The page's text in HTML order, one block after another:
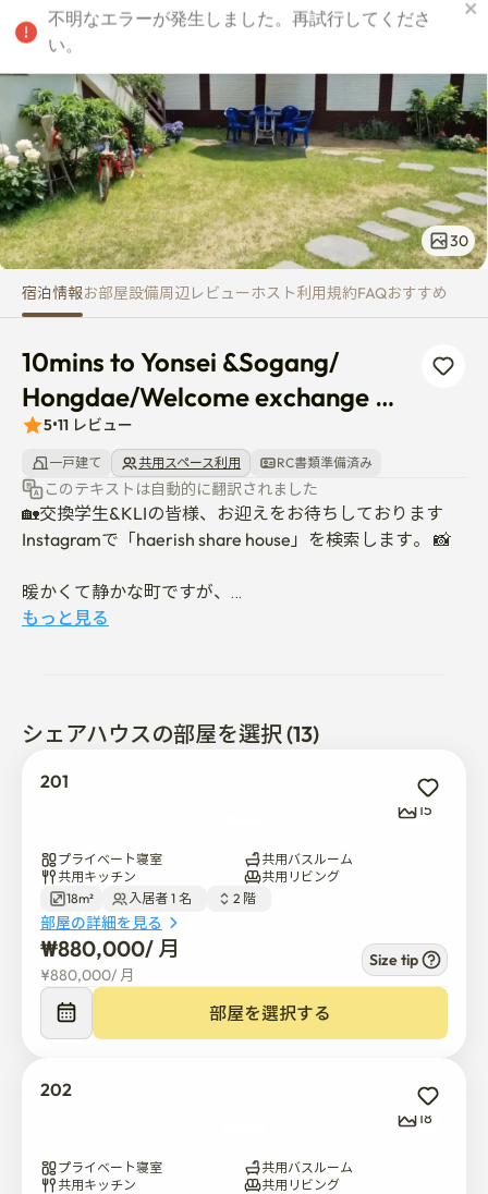
10mins to Yonsei &Sogang/
JPY
30
宿泊情報お部屋設備周辺 レビューホスト利用規約FAQおすすめ
10mins to Yonsei &Sogang/
Hongdae/Welcome exchange
students
5•11 レビュー
一戸建て 共用スペース利用 RC書類準備済み
このテキストは自動的に翻訳されました
🏡交換学生&KLIの皆様、お迎えをお待ちしております
Instagramで「haerish share house」を検索します。 📸
暖かくて静かな町ですが、
私たちの4階建てのシェアハウスは、広くて平和な庭に
有ラウンジにあります、
あなたの一日は世界中の友達と自然に始まります。
各階には個別のバスルーム、シャワールーム、ランドリ
家の隅々まであります——
リビング、廊下、バスルーム、シャワー -
お母さんと私が毎日、 空間をきれいに掃除しているの
で、 暖かく、汚れのない場所に保管しています。
* エンコステイの宿泊料金に加えて、別途月々のメンテ
ナンス料金が必要です。
どのすべての公共料金が含まれます）
チェックインの後、私に直接支払う必要があります。
もっと見る
シェアハウスの部屋を選択 (13)
201
15
プライベート寝室
共用バスルーム
共用キッチン
共用リビング
18m²
入居者 1 名 2 階
部屋の詳細を見る
₩880,000/ 月
¥880,000/ 月
Size tip
部屋を選択する
202
18
プライベート寝室
共用バスルーム
共用キッチン
共用リビング